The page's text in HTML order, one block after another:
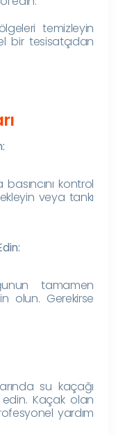
temizleyin
bir tesisatçıdan
kontrol
veya tankı
tamamen
olun. Gerekirse
su kaçağı
edin. Kaçak olan
yardım